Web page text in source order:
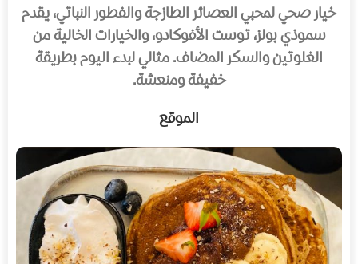
خيار صحي لمحبي العصائر الطازجة والفطور النباتي، يقدم
سموذي بولز، توست الأفوكادو، والخيارات الخالية من
الغلوتين والسكر المضاف. مثالي لبدء اليوم بطريقة
خفيفة ومنعشة.
الموقع